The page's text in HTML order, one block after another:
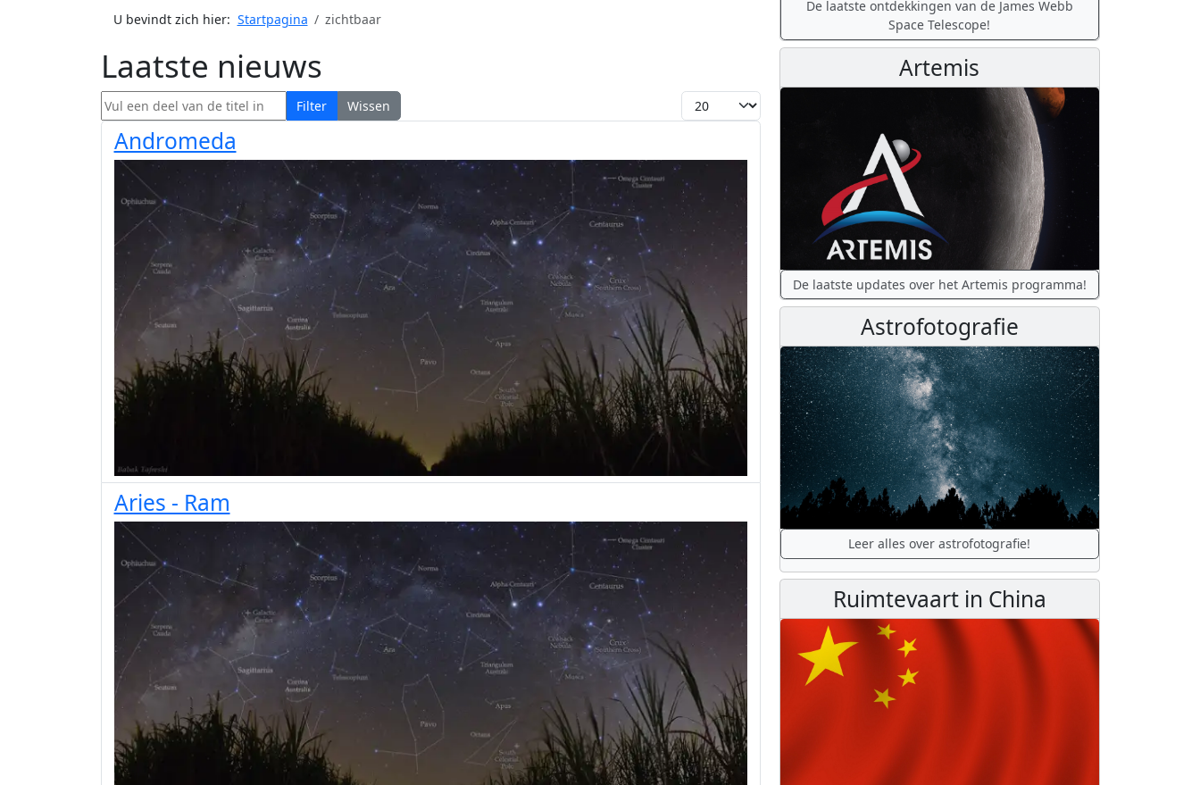
U bevindt zich hier: Startpagina zichtbaar
Laatste nieuws
Vul een deel van de titel in Filter Wissen Toon #
Andromeda
Aries - Ram
De laatste ontdekkingen van de James Webb
Space Telescope!
Artemis
De laatste updates over het Artemis programma!
Astrofotografie
Leer alles over astrofotografie!
Ruimtevaart in China